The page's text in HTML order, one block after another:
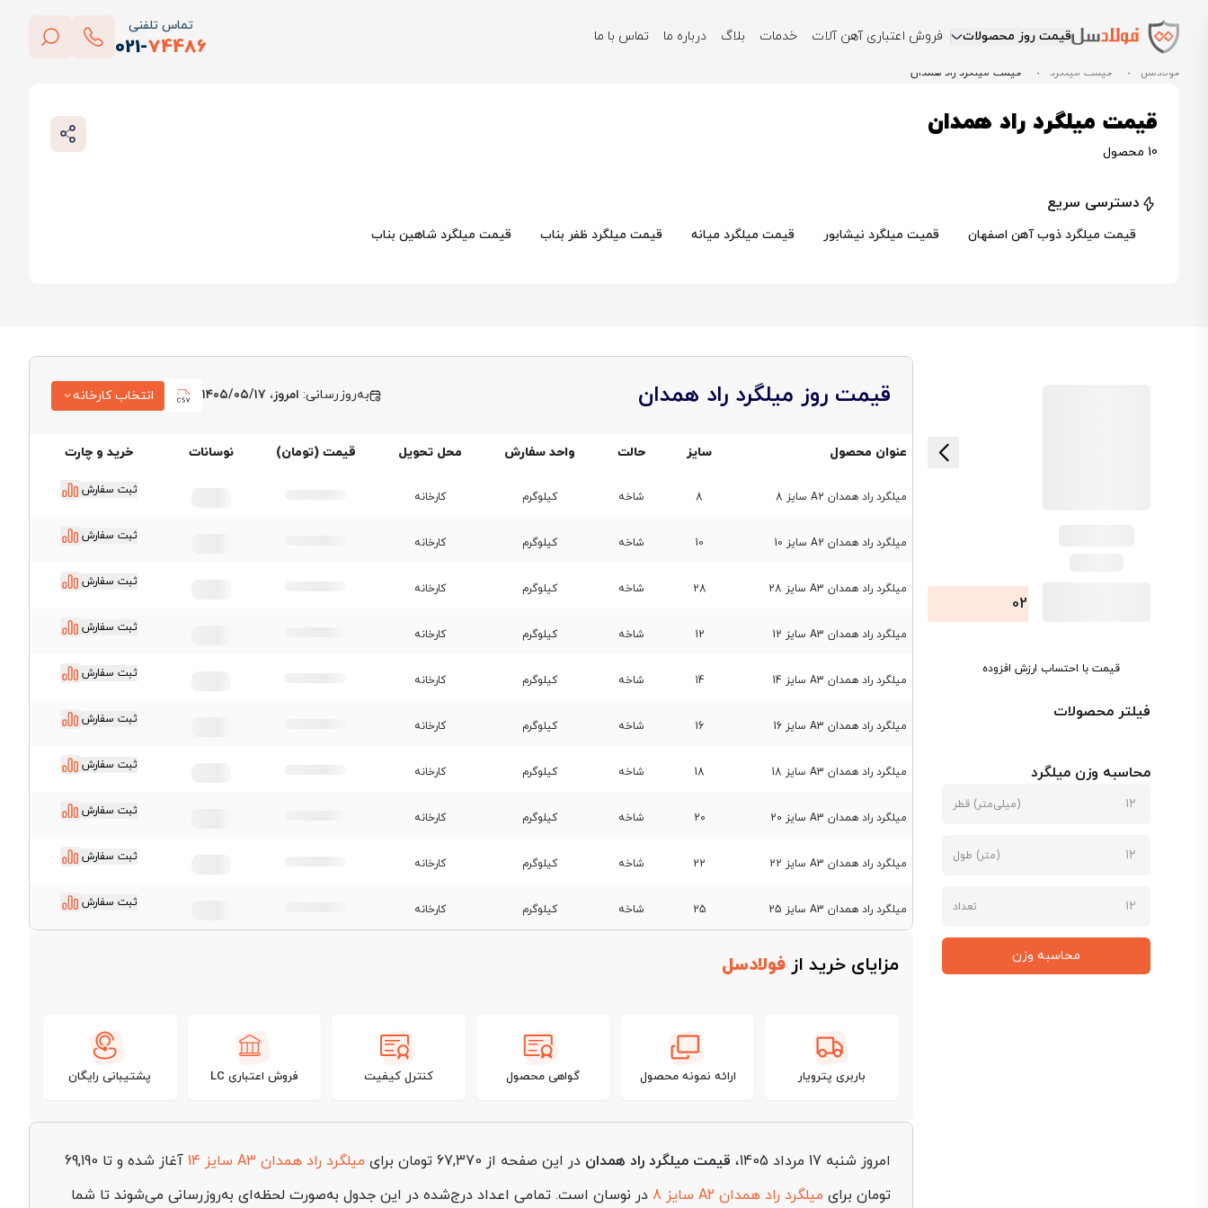
قیمت روز محصولات فروش اعتباری آهن آلات خدمات بلاگ درباره ما تماس با ما
تماس تلفنی
021-74486
فولادسل قیمت میلگرد قیمت میلگرد راد همدان
قیمت میلگرد راد همدان
10 محصول
دسترسی سریع
قیمت میلگرد ذوب آهن اصفهان قمیت میلگرد نیشابور قیمت میلگرد میانه قیمت میلگرد ظفر بناب قیمت میلگرد شاهین بناب
قیمت با احتساب ارزش افزوده
فیلتر محصولات
محاسبه وزن میلگرد
(میلی‌متر) قطر
(متر) طول
تعداد
محاسبه وزن
به‌روزرسانی: امروز، ۱۴۰۵/۰۵/۱۷ انتخاب کارخانه قیمت روز میلگرد راد همدان
عنوان محصول سایز حالت واحد سفارش محل تحویل قیمت (تومان) نوسانات خرید و چارت
میلگرد راد همدان A2 سایز 8 8 شاخه کیلوگرم کارخانه ثبت سفارش
میلگرد راد همدان A2 سایز 10 10 شاخه کیلوگرم کارخانه ثبت سفارش
میلگرد راد همدان A3 سایز 28 28 شاخه کیلوگرم کارخانه ثبت سفارش
میلگرد راد همدان A3 سایز 12 12 شاخه کیلوگرم کارخانه ثبت سفارش
میلگرد راد همدان A3 سایز 14 14 شاخه کیلوگرم کارخانه ثبت سفارش
میلگرد راد همدان A3 سایز 16 16 شاخه کیلوگرم کارخانه ثبت سفارش
میلگرد راد همدان A3 سایز 18 18 شاخه کیلوگرم کارخانه ثبت سفارش
میلگرد راد همدان A3 سایز 20 20 شاخه کیلوگرم کارخانه ثبت سفارش
میلگرد راد همدان A3 سایز 22 22 شاخه کیلوگرم کارخانه ثبت سفارش
میلگرد راد همدان A3 سایز 25 25 شاخه کیلوگرم کارخانه ثبت سفارش
مزایای خرید از فولادسل
باربری پترویار ارائه نمونه محصول گواهی محصول کنترل کیفیت فروش اعتباری LC پشتیبانی رایگان
امروز شنبه 17 مرداد 1405، قیمت میلگرد راد همدان در این صفحه از 67,370 تومان برای میلگرد راد همدان A3 سایز 14
آغاز شده و تا 69,190
تومان برای میلگرد راد همدان A2 سایز 8
در نوسان است. تمامی اعداد درج‌شده در این جدول به‌صورت لحظه‌ای به‌روزرسانی می‌شوند تا شما